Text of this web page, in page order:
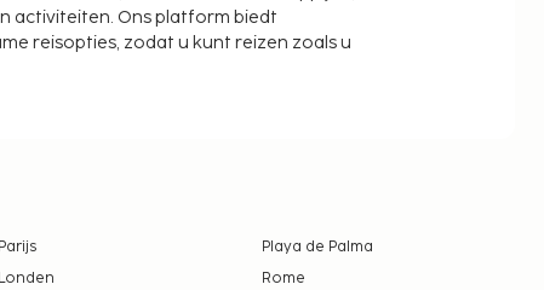
activiteiten. Ons platform biedt
reisopties, zodat u kunt reizen zoals u
Parijs
Playa de Palma
Londen
Rome